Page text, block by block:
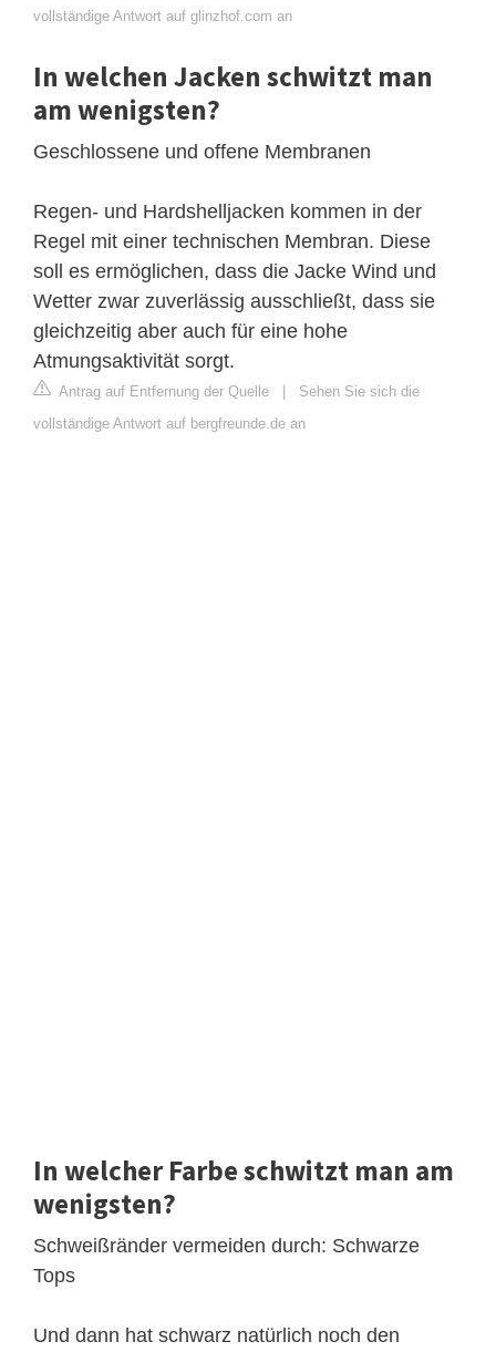
vollständige Antwort auf glinzhof.com an
In welchen Jacken schwitzt man
am wenigsten?
Geschlossene und offene Membranen
Regen- und Hardshelljacken kommen in der
Regel mit einer technischen Membran. Diese
soll es ermöglichen, dass die Jacke Wind und
Wetter zwar zuverlässig ausschließt, dass sie
gleichzeitig aber auch für eine hohe
Atmungsaktivität sorgt.
Antrag auf Entfernung der Quelle | Sehen Sie sich die
vollständige Antwort auf bergfreunde.de an
In welcher Farbe schwitzt man am
wenigsten?
Schweißränder vermeiden durch: Schwarze
Tops
Und dann hat schwarz natürlich noch den